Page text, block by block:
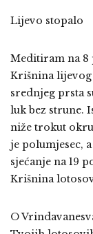
Lijevo stopalo
Meditiram na 8
Krišnina lijevog
srednjeg prsta
luk bez strune.
niže trokut
je polumjesec,
sjećanje na 19
Krišnina
O